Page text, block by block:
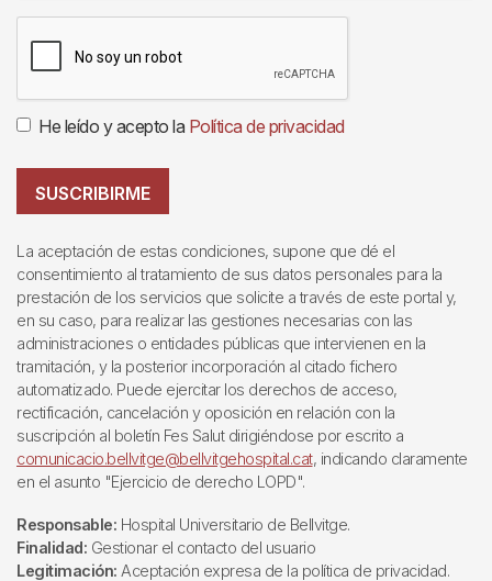
He leído y acepto la Política de privacidad
SUSCRIBIRME
La aceptación de estas condiciones, supone que dé el
consentimiento al tratamiento de sus datos personales para la
prestación de los servicios que solicite a través de este portal y,
en su caso, para realizar las gestiones necesarias con las
administraciones o entidades públicas que intervienen en la
tramitación, y la posterior incorporación al citado fichero
automatizado. Puede ejercitar los derechos de acceso,
rectificación, cancelación y oposición en relación con la
suscripción al boletín Fes Salut dirigiéndose por escrito a
comunicacio.bellvitge@bellvitgehospital.cat, indicando claramente
en el asunto "Ejercicio de derecho LOPD".
Responsable: Hospital Universitario de Bellvitge.
Finalidad: Gestionar el contacto del usuario
Legitimación: Aceptación expresa de la política de privacidad.